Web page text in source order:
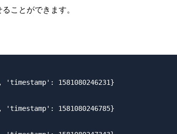
ことができます。
1581080246231}
1581080246785}